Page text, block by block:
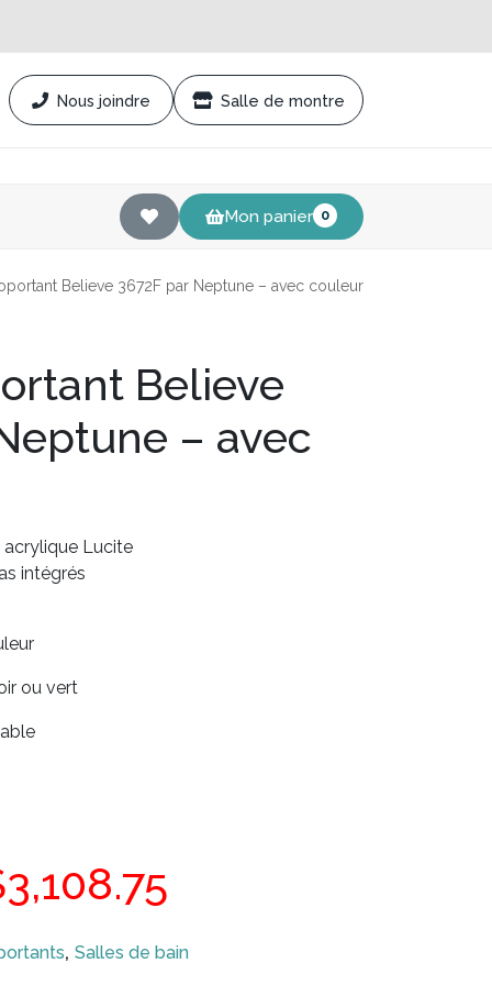
Nous joindre Salle de montre
Mon panier 0
Believe 3672F par Neptune – avec couleur
Believe
– avec
Lucite
intégrés
ou vert
3,108.75Le
prix
, Salles de bain